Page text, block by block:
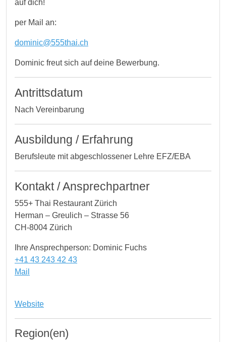
auf dich!
per Mail an:
dominic@555thai.ch
Dominic freut sich auf deine Bewerbung.
Antrittsdatum
Nach Vereinbarung
Ausbildung / Erfahrung
Berufsleute mit abgeschlossener Lehre EFZ/EBA
Kontakt / Ansprechpartner
555+ Thai Restaurant Zürich
Herman – Greulich – Strasse 56
CH-8004 Zürich
Ihre Ansprechperson: Dominic Fuchs
+41 43 243 42 43
Mail
Website
Region(en)